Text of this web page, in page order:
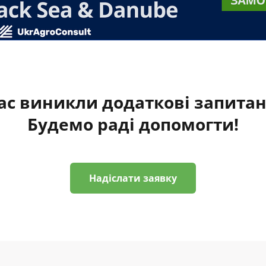
виникли додаткові
Будемо раді допомогти!
Надіслати заявку